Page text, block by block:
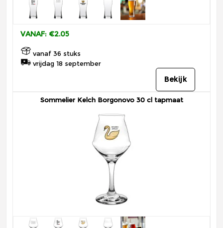
VANAF: €2.05
vanaf 36 stuks
vrijdag 18 september
Bekijk
Sommelier Kelch Borgonovo 30 cl tapmaat